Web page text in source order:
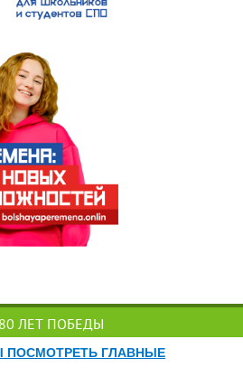
80 ЛЕТ ПОБЕДЫ
ПОСМОТРЕТЬ ГЛАВНЫЕ